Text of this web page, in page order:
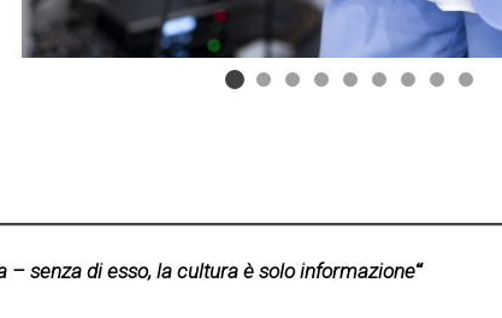
– senza di esso, la cultura è solo informazione“